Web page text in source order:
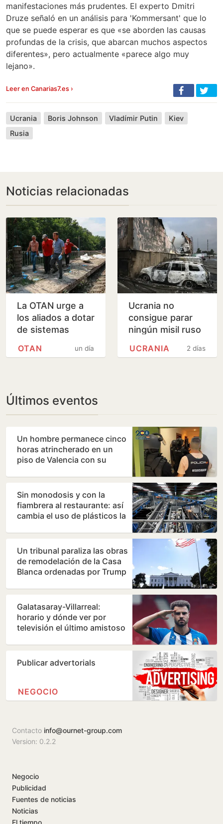
manifestaciones más prudentes. El experto Dmitri
Druze señaló en un análisis para 'Kommersant' que lo
que se puede esperar es que «se aborden las causas
profundas de la crisis, que abarcan muchos aspectos
diferentes», pero actualmente «parece algo muy
lejano».
Leer en Canarias7.es ›
Ucrania Boris Johnson Vladímir Putin
Kiev
Rusia
Noticias relacionadas
La OTAN urge a
los aliados a dotar
de sistemas
Ucrania antes del
un día
OTAN
Ucrania no
consigue parar
ningún misil ruso
en la guerra
2 días
UCRANIA
Últimos eventos
Un hombre permanece cinco
horas atrincherado en un
piso de Valencia con su
Sin monodosis y con la
fiambrera al restaurante: así
cambia el uso de plásticos la
Un tribunal paraliza las obras
de remodelación de la Casa
Blanca ordenadas por Trump
Galatasaray-Villarreal:
horario y dónde ver por
televisión el último amistoso
Publicar advertorials
NEGOCIO
Contacto info@ournet-group.com
Version: 0.2.2
Negocio
Publicidad
Fuentes de noticias
Noticias